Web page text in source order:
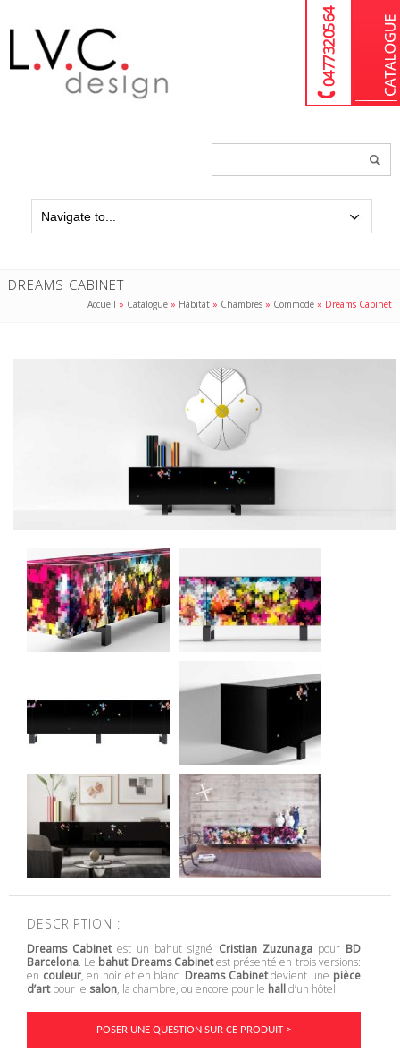
04 77 32 05 64
DREAMS CABINET
Accueil » Catalogue » Habitat » Chambres » Commode » Dreams Cabinet
DESCRIPTION :
Dreams Cabinetest un bahut signé Cristian Zuzunagapour BD
Barcelona. Le bahut Dreams Cabinetest présenté en trois versions:
en couleur, en noir et en blanc. Dreams Cabinetdevient une pièce
d’artpour le salon, la chambre, ou encore pour le halld’un hôtel.
POSER UNE QUESTION SUR CE PRODUIT >